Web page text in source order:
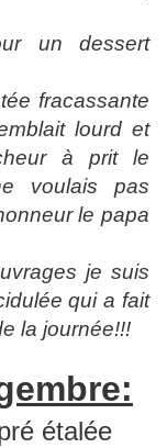
un dessert
fracassante
lourd et
à prit le
voulais pas
le papa
je suis
qui a fait
la journée!!!
étalée